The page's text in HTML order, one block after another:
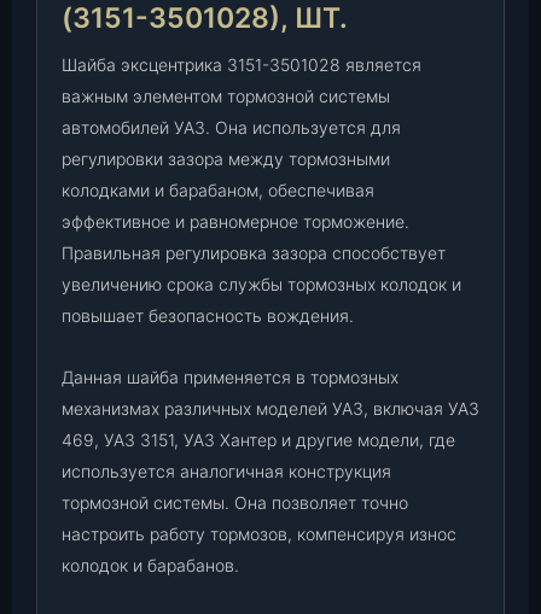
-
5
0
1
0
ш
т
(3151-3501028), ШТ.
Шайба эксцентрика 3151-3501028 является
важным элементом тормозной системы
автомобилей УАЗ. Она используется для
регулировки зазора между тормозными
колодками и барабаном, обеспечивая
эффективное и равномерное торможение.
Правильная регулировка зазора способствует
увеличению срока службы тормозных колодок и
повышает безопасность вождения.
Данная шайба применяется в тормозных
механизмах различных моделей УАЗ, включая УАЗ
469, УАЗ 3151, УАЗ Хантер и другие модели, где
используется аналогичная конструкция
тормозной системы. Она позволяет точно
настроить работу тормозов, компенсируя износ
колодок и барабанов.